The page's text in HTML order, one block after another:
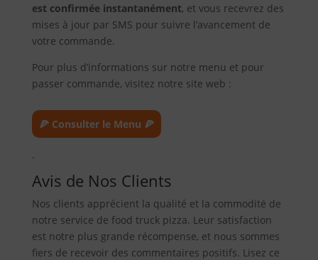
est confirmée instantanément, et vous recevrez des
mises à jour par SMS pour suivre l’avancement de
votre commande.
Pour plus d’informations sur notre menu et pour
passer commande, visitez notre site web :
🍕 Consulter le Menu 🍕
.
Avis de Nos Clients
Nos clients apprécient la qualité et la commodité de
notre service de food truck pizza. Leur satisfaction
est notre plus grande récompense, et nous sommes
fiers de recevoir des commentaires positifs. Lisez ce